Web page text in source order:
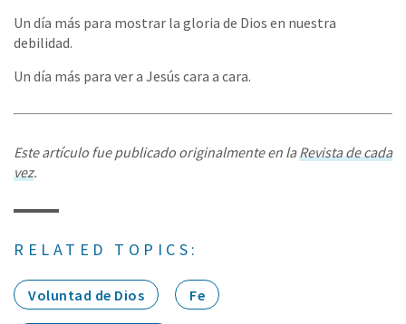
Un día más para mostrar la gloria de Dios en nuestra
debilidad.
Un día más para ver a Jesús cara a cara.
Este artículo fue publicado originalmente en laRevista de cada
vez.
RELATED TOPICS:
Voluntad de Dios Fe